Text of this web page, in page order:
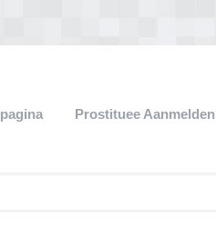
Prostituee Aanmelden